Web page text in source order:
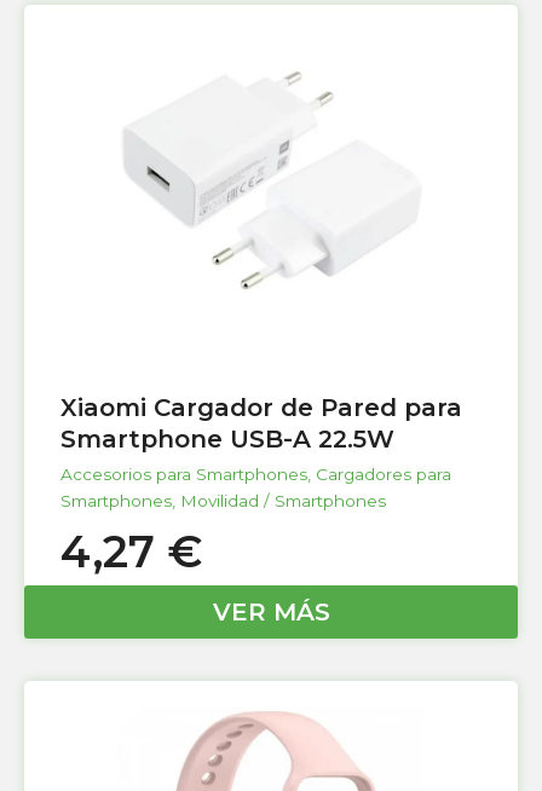
Xiaomi Cargador de Pared para
Smartphone USB-A 22.5W
Accesorios para Smartphones, Cargadores para
Smartphones, Movilidad / Smartphones
4,27 €
VER MÁS